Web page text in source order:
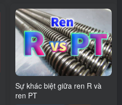
Sự khác biệt giữa ren R và
ren PT